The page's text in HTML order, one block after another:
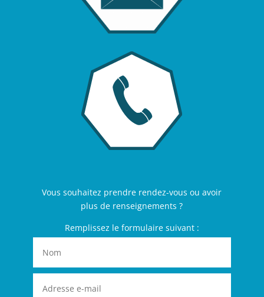
Vous souhaitez prendre rendez-vous ou avoir
plus de renseignements ?
Remplissez le formulaire suivant :